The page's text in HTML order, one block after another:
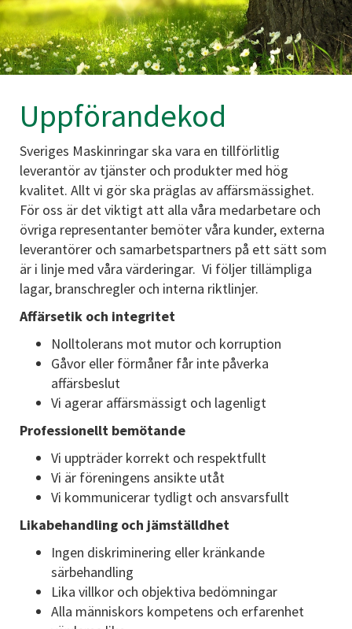
Uppförandekod
Sveriges Maskinringar ska vara en tillförlitlig
leverantör av tjänster och produkter med hög
kvalitet. Allt vi gör ska präglas av affärsmässighet.
För oss är det viktigt att alla våra medarbetare och
övriga representanter bemöter våra kunder, externa
leverantörer och samarbetspartners på ett sätt som
är i linje med våra värderingar. Vi följer tillämpliga
lagar, branschregler och interna riktlinjer.
Affärsetik och integritet
Nolltolerans mot mutor och korruption
Gåvor eller förmåner får inte påverka
affärsbeslut
Vi agerar affärsmässigt och lagenligt
Professionellt bemötande
Vi uppträder korrekt och respektfullt
Vi är föreningens ansikte utåt
Vi kommunicerar tydligt och ansvarsfullt
Likabehandling och jämställdhet
Ingen diskriminering eller kränkande
särbehandling
Lika villkor och objektiva bedömningar
Alla människors kompetens och erfarenhet